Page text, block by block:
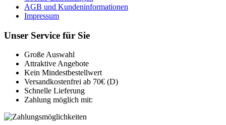
AGB und Kundeninformationen
Impressum
Unser Service für Sie
Große Auswahl
Attraktive Angebote
Kein Mindestbestellwert
Versandkostenfrei ab 70€ (D)
Schnelle Lieferung
Zahlung möglich mit: